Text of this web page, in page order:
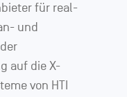
für real-
und
auf die X-
von HTI